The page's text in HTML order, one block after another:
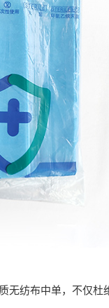
纺布中单，不仅杜